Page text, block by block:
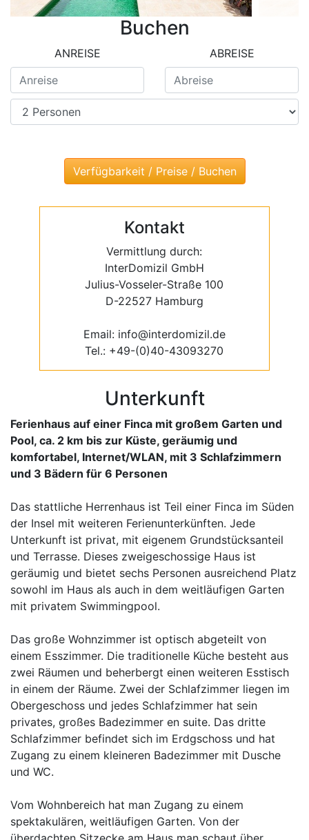
Buchen
ANREISE ABREISE
Kontakt
Vermittlung durch:
InterDomizil GmbH
Julius-Vosseler-Straße 100
D-22527 Hamburg
Email: info@interdomizil.de
Tel.: +49-(0)40-43093270
Unterkunft
Ferienhaus auf einer Finca mit großem Garten und
Pool, ca. 2 km bis zur Küste, geräumig und
komfortabel, Internet/WLAN, mit 3 Schlafzimmern
und 3 Bädern für 6 Personen
Das stattliche Herrenhaus ist Teil einer Finca im Süden
der Insel mit weiteren Ferienunterkünften. Jede
Unterkunft ist privat, mit eigenem Grundstücksanteil
und Terrasse. Dieses zweigeschossige Haus ist
geräumig und bietet sechs Personen ausreichend Platz
sowohl im Haus als auch in dem weitläufigen Garten
mit privatem Swimmingpool.
Das große Wohnzimmer ist optisch abgeteilt von
einem Esszimmer. Die traditionelle Küche besteht aus
zwei Räumen und beherbergt einen weiteren Esstisch
in einem der Räume. Zwei der Schlafzimmer liegen im
Obergeschoss und jedes Schlafzimmer hat sein
privates, großes Badezimmer en suite. Das dritte
Schlafzimmer befindet sich im Erdgschoss und hat
Zugang zu einem kleineren Badezimmer mit Dusche
und WC.
Vom Wohnbereich hat man Zugang zu einem
spektakulären, weitläufigen Garten. Von der